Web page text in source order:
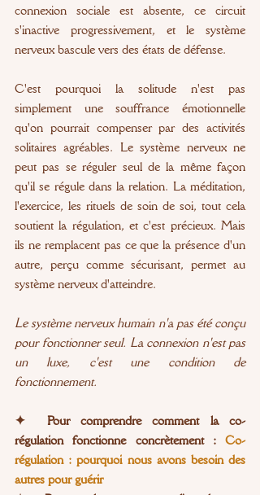
connexion sociale est absente, ce circuit
s'inactive progressivement, et le système
nerveux bascule vers des états de défense.
C'est pourquoi la solitude n'est pas
simplement une souffrance émotionnelle
qu'on pourrait compenser par des activités
solitaires agréables. Le système nerveux ne
peut pas se réguler seul de la même façon
qu'il se régule dans la relation. La méditation,
l'exercice, les rituels de soin de soi, tout cela
soutient la régulation, et c'est précieux. Mais
ils ne remplacent pas ce que la présence d'un
autre, perçu comme sécurisant, permet au
système nerveux d'atteindre.
Le système nerveux humain n'a pas été conçu
pour fonctionner seul. La connexion n'est pas
un luxe, c'est une condition de
fonctionnement.
✦  Pour comprendre comment la co-
régulation fonctionne concrètement : Co-
régulation : pourquoi nous avons besoin des
autres pour guérir